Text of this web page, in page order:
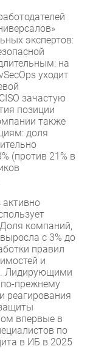
экспертов:
на
уходит
зачастую
позиции
также
доля
(против 21% в
активно
компаний,
с 3% до
правил
и
Лидирующими
прежнему
реагирования
впервые в
по
в ИБ в 2025